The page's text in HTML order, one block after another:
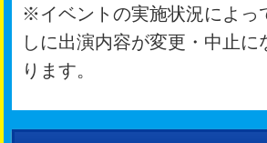
※イベントの実施状況によっ
しに出演内容が変更・中止に
ります。